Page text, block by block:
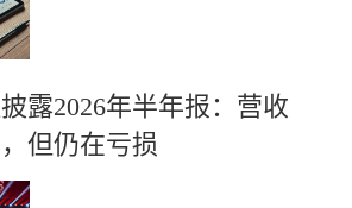
露2026年半年报：营收
但仍在亏损